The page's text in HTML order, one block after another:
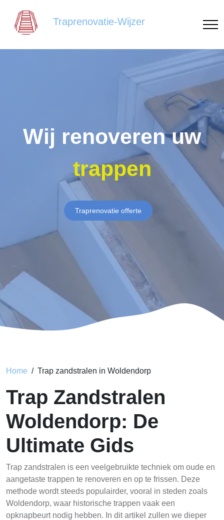
Traprenovatie-Wijzer
Wij renoveren uw
trappen
Traprenovatie offerte
Home Trap zandstralen in Woldendorp
Trap Zandstralen
Woldendorp: De
Ultimate Gids
Trap zandstralen is een veelgebruikte techniek om oude en
aangetaste trappen te renoveren en op te frissen. Deze
methode wordt steeds populairder, vooral in steden zoals
Woldendorp, waar historische trappen vaak een
opknapbeurt nodig hebben. In dit artikel zullen we dieper